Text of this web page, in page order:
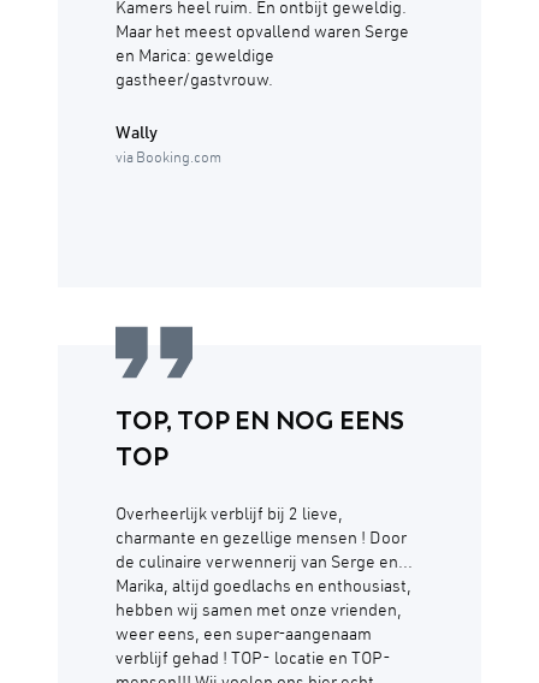
Kamers heel ruim. En ontbijt geweldig.
Maar het meest opvallend waren Serge
en Marica: geweldige
gastheer/gastvrouw.
Wally
via Booking.com
TOP, TOP EN NOG EENS
TOP
Overheerlijk verblijf bij 2 lieve,
charmante en gezellige mensen ! Door
de culinaire verwennerij van Serge en...
Marika, altijd goedlachs en enthousiast,
hebben wij samen met onze vrienden,
weer eens, een super-aangenaam
verblijf gehad ! TOP- locatie en TOP-